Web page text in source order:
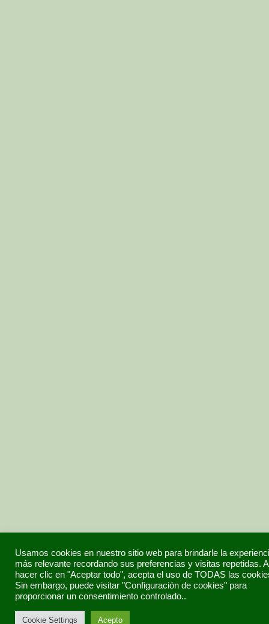
Usamos cookies en nuestro sitio web para brindarle la
más relevante recordando sus preferencias y visitas repetidas.
hacer clic en "Aceptar todo", acepta el uso de TODAS las
Sin embargo, puede visitar "Configuración de cookies" para
proporcionar un consentimiento controlado..
Cookie Settings Acepto